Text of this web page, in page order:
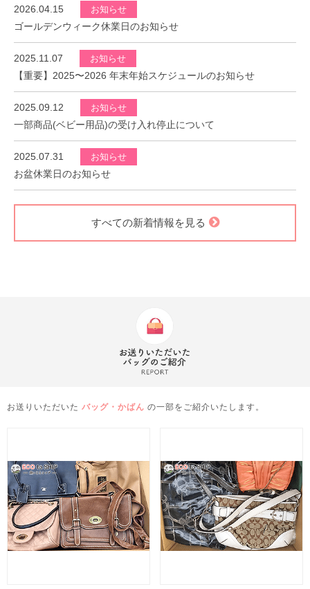
2026.04.15 お知らせ
ゴールデンウィーク休業日のお知らせ
2025.11.07 お知らせ
【重要】2025〜2026 年末年始スケジュールのお知らせ
2025.09.12 お知らせ
一部商品(ベビー用品)の受け入れ停止について
2025.07.31 お知らせ
お盆休業日のお知らせ
すべての新着情報を見る
お送りいただいた バッグ・かばん の一部をご紹介いたします。